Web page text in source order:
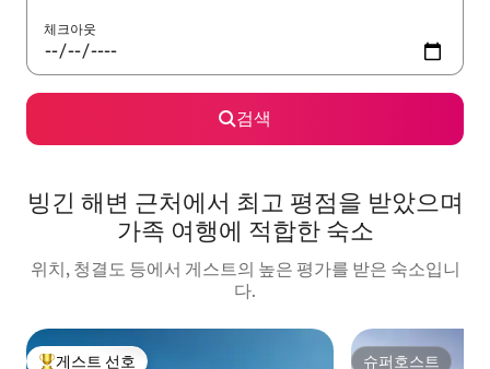
체크아웃
검색
빙긴 해변 근처에서 최고 평점을 받았으며
가족 여행에 적합한 숙소
위치, 청결도 등에서 게스트의 높은 평가를 받은 숙소입니
다.
게스트 선호 슈퍼호스트